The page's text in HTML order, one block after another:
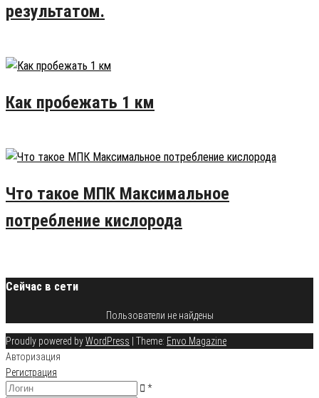
результатом.
Как пробежать 1 км
Что такое МПК Максимальное
потребление кислорода
Сейчас в сети
Пользователи не найдены
Proudly powered byWordPress Theme: Envo Magazine
Авторизация
Регистрация
*